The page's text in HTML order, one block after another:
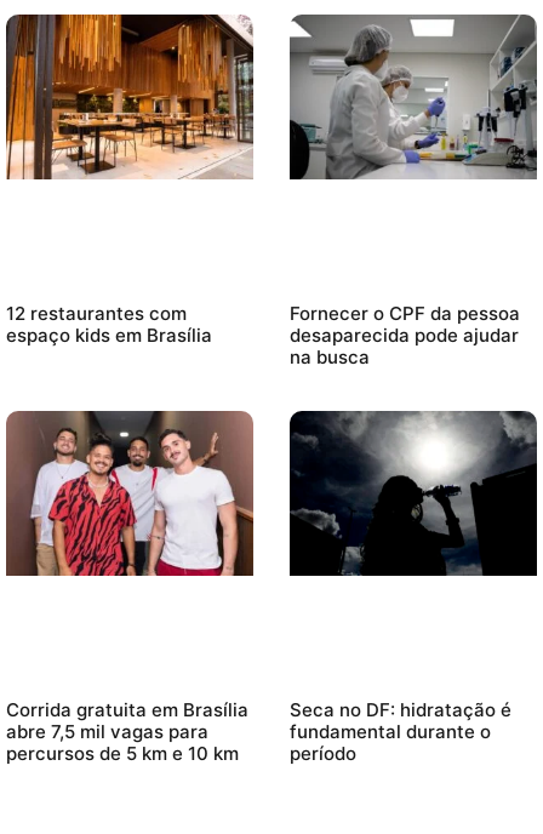
12 restaurantes com
espaço kids em Brasília
Fornecer o CPF da pessoa
desaparecida pode ajudar
na busca
Corrida gratuita em Brasília
abre 7,5 mil vagas para
percursos de 5 km e 10 km
Seca no DF: hidratação é
fundamental durante o
período